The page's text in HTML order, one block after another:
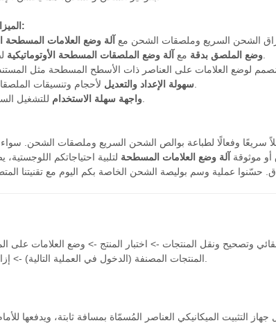
الميزات الرئيسية:
الشحن السريع وملصقات الشحن مع آلة وضع العلامات المسطحة
وضع الملصق بدقة مع آلة وضع الملصقات المسطحة الأوتوماتيكية
لضمان الدقة.
سهولة الإعداد والتعديل
واجهة سهلة الاستخدامللتشغيل السريع والفعال.
سريعًا وفعالًا لطباعة بوالص الشحن السريع وملصقات الشحن.
أو موثوقة آلة وضع العلامات المسطحة لتلبية احتياجاتكم
وتصحيح ونقل المنتجات -> اختبار المنتج -> وضع العلامات على
التثبيت الميكانيكي العناصر المُسمّاة بمسافة ثابتة، ويدفعها